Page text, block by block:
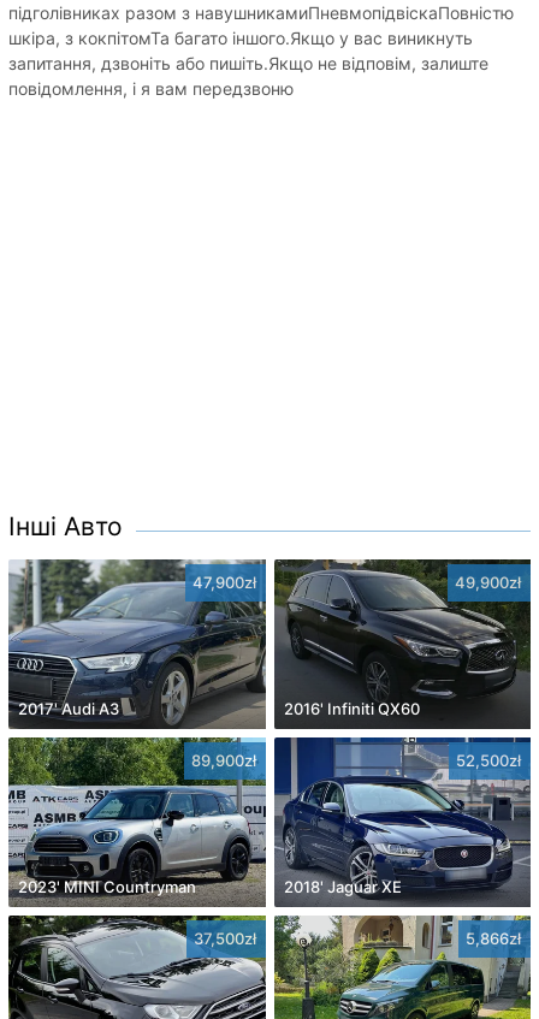
підголівниках разом з навушникамиПневмопідвіскаПовністю
шкіра, з кокпітомТа багато іншого.Якщо у вас виникнуть
запитання, дзвоніть або пишіть.Якщо не відповім, залиште
повідомлення, і я вам передзвоню
Інші Авто
47,900zł
2017' Audi A3
49,900zł
2016' Infiniti QX60
89,900zł
2023' MINI Countryman
52,500zł
2018' Jaguar XE
37,500zł 5,866zł